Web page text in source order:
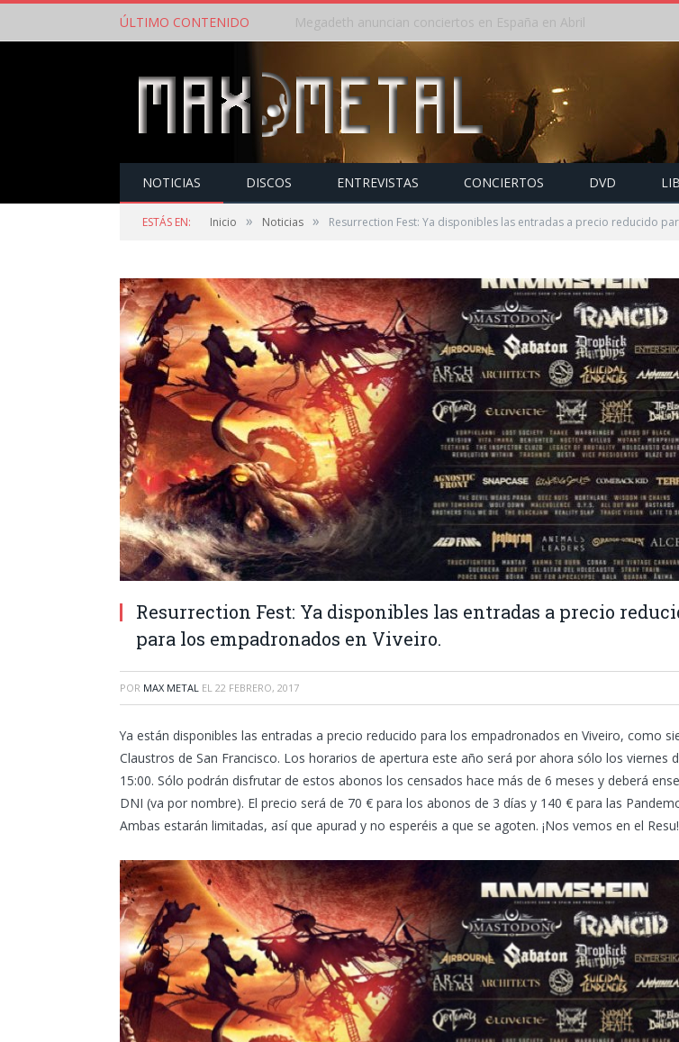
ÚLTIMO CONTENIDO Megadeth anuncian conciertos en España en Abril
NOTICIAS DISCOS ENTREVISTAS CONCIERTOS DVD
ESTÁS EN: Inicio » Noticias » Resurrection Fest: Ya disponibles las entradas a precio reducido
Resurrection Fest: Ya disponibles las entradas a precio
para los empadronados en Viveiro.
POR MAX METAL EL 22 FEBRERO, 2017
Ya están disponibles las entradas a precio reducido para los empadronados en Viveiro, como
Claustros de San Francisco. Los horarios de apertura este año será por ahora sólo los viernes
15:00. Sólo podrán disfrutar de estos abonos los censados hace más de 6 meses y deberá
DNI (va por nombre). El precio será de 70 € para los abonos de 3 días y 140 € para las
Ambas estarán limitadas, así que apurad y no esperéis a que se agoten. ¡Nos vemos en el Resu!